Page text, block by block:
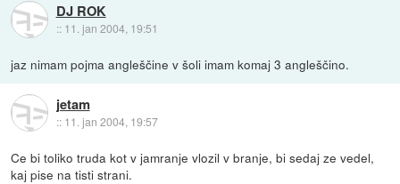
DJ ROK
:: 11. jan 2004, 19:51
jaz nimam pojma angleščine v šoli imam komaj 3 angleščino.
jetam
:: 11. jan 2004, 19:57
Ce bi toliko truda kot v jamranje vlozil v branje, bi sedaj ze vedel,
kaj pise na tisti strani.